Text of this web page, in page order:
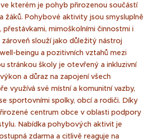
kterém je pohyb přirozenou součástí
žáků. Pohybové aktivity jsou smysluplně
přestávkami, mimoškolními činnostmi i
slouží jako důležitý nástroj
beingu a pozitivních vztahů mezi
stránkou školy je otevřený a inkluzivní
a důraz na zapojení všech
využívá své místní a komunitní vazby,
sportovními spolky, obcí a rodiči. Díky
centrum obce v oblasti podpory
Nabídka pohybových aktivit je
zdarma a citlivě reaguje na